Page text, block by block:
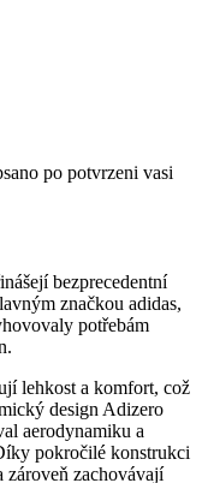
po potvrzeni vasi
bezprecedentní
značkou adidas,
potřebám
lehkost a komfort, což
design Adizero
aerodynamiku a
pokročilé konstrukci
zachovávají